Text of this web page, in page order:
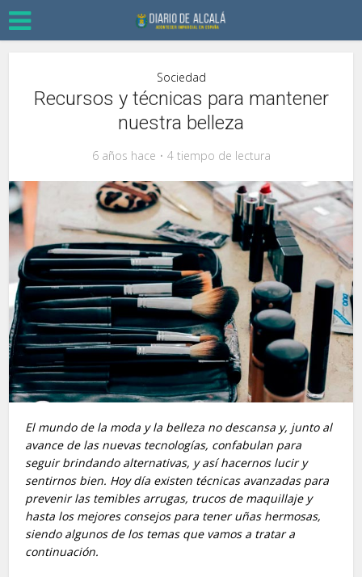
Sociedad
Recursos y técnicas para mantener
nuestra belleza
6 años hace 4 tiempo de lectura
El mundo de la moda y la belleza no descansa y, junto al
avance de las nuevas tecnologías, confabulan para
seguir brindando alternativas, y así hacernos lucir y
sentirnos bien. Hoy día existen técnicas avanzadas para
prevenir las temibles arrugas, trucos de maquillaje y
hasta los mejores consejos para tener uñas hermosas,
siendo algunos de los temas que vamos a tratar a
continuación.